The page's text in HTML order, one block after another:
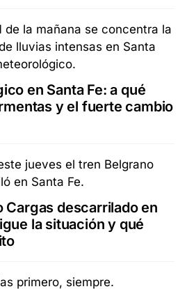
en Santa Fe: a qué
y el fuerte cambio
Cargas descarrilado en
la situación y qué